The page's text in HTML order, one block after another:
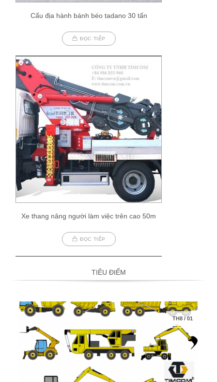
Cẩu địa hành bánh béo tadano 30 tấn
ĐỌC TIẾP
Xe thang nâng người làm việc trên cao 50m
ĐỌC TIẾP
TIÊU ĐIỂM
TH8/01